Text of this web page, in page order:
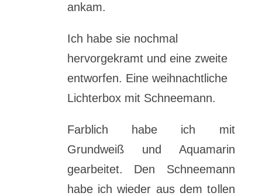
ankam.
Ich habe sie nochmal
hervorgekramt und eine zweite
entworfen. Eine weihnachtliche
Lichterbox mit Schneemann.
Farblich habe ich mit
Grundweiß und Aquamarin
gearbeitet. Den Schneemann
habe ich wieder aus dem tollen